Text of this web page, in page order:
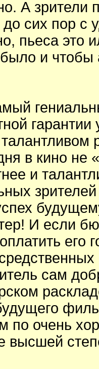
А
до сих пор с
пьеса это
было и
в кино не
и
И если
его
сам
по очень
высшей